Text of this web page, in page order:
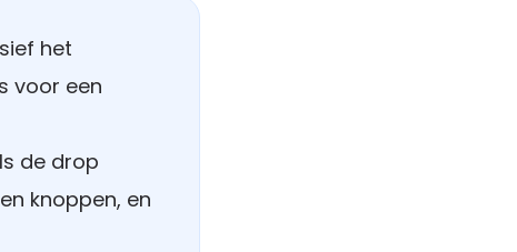
het
voor een
de drop
knoppen, en